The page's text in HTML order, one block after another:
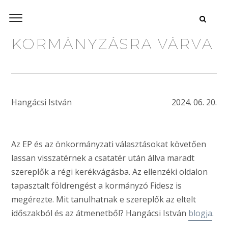
KORMÁNYZÁSRA VÁRVA
Hangácsi István 2024. 06. 20.
Az EP és az önkormányzati választásokat követően
lassan visszatérnek a csatatér után állva maradt
szereplők a régi kerékvágásba. Az ellenzéki oldalon
tapasztalt földrengést a kormányzó Fidesz is
megérezte. Mit tanulhatnak e szereplők az eltelt
időszakból és az átmenetből? Hangácsi István blogja.